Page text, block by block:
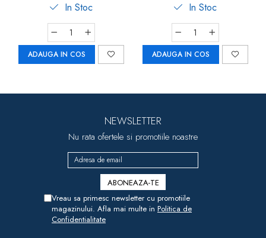
In Stoc
ADAUGA IN COS
In Stoc
ADAUGA IN COS
NEWSLETTER
Nu rata ofertele si promotiile noastre
Vreau sa primesc newsletter cu promotiile
magazinului. Afla mai multe in Politica de
Confidentialitate